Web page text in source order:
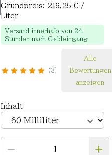
Grundpreis: 216,25 € /
Liter
Versand innerhalb von 24
Stunden nach Geldeingang
3
Alle
Bewertungen
anzeigen
Inhalt